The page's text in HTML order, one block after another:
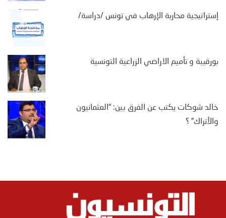
إستراتيجية محاربة الإرهاب في تونس /دراسة/
بورقيبة و تأميم الاراضي الزراعية التونسية
خالد شوكات يكتب عن الفرق بين: “العثمانيون
والأتراك” ؟